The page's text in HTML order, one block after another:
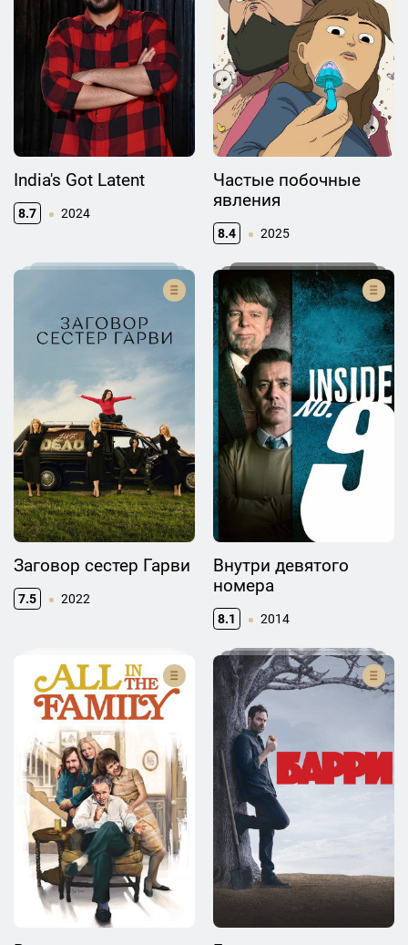
India's Got Latent
8.7 2024
Частые побочные
явления
8.4 2025
Заговор сестер Гарви
7.5 2022
Внутри девятого
номера
8.1 2014